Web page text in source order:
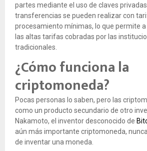
partes mediante el uso de claves privadas
transferencias se pueden realizar con
procesamiento mínimas, lo que permite
las altas tarifas cobradas por las
tradicionales.
¿Cómo funciona la
criptomoneda?
Pocas personas lo saben, pero las
como un producto secundario de otro
Nakamoto, el inventor desconocido de
aún más importante criptomoneda,
de inventar una moneda.